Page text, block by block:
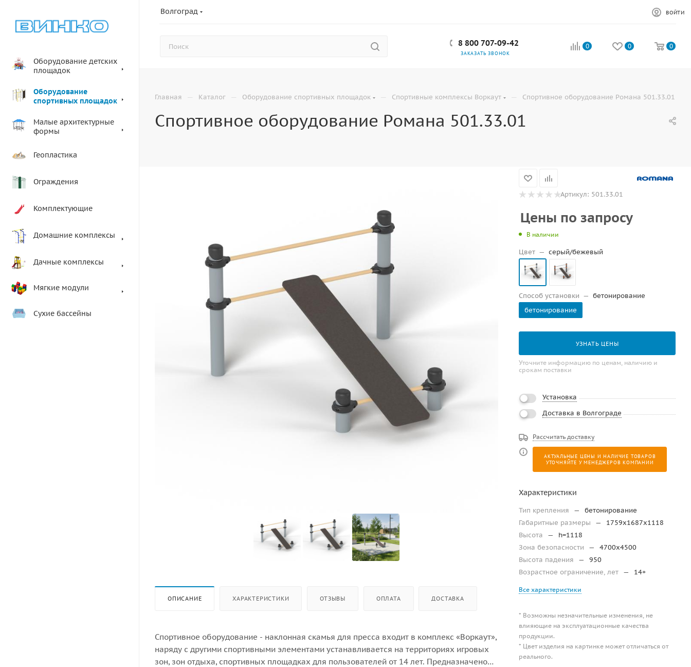
Волгоград ВОЙТИ
8 800 707-09-42
ЗАКАЗАТЬ ЗВОНОК
0 0 0
Оборудование детских
площадок
Оборудование
спортивных площадок
Малые архитектурные
формы
Геопластика
Ограждения
Комплектующие
Домашние комплексы
Дачные комплексы
Мягкие модули
Сухие бассейны
Главная — Каталог — Оборудование спортивных площадок — Спортивные комплексы Воркаут — Спортивное оборудование Романа 501.33.01
Спортивное оборудование Романа 501.33.01
ОПИСАНИЕ ХАРАКТЕРИСТИКИ ОТЗЫВЫ ОПЛАТА ДОСТАВКА
Спортивное оборудование - наклонная скамья для пресса входит в комплекс «Воркаут»,
наряду с другими спортивными элементами устанавливается на территориях игровых
зон, зон отдыха, спортивных площадках для пользователей от 14 лет. Предназначено
Артикул: 501.33.01
Цены по запросу
В наличии
Цвет — серый/бежевый
Способ установки — бетонирование
бетонирование
УЗНАТЬ ЦЕНЫ
Уточните информацию по ценам, наличию и
срокам поставки
Установка
Доставка в Волгограде
Рассчитать доставку
АКТУАЛЬНЫЕ ЦЕНЫ И НАЛИЧИЕ ТОВАРОВ
УТОЧНЯЙТЕ У МЕНЕДЖЕРОВ КОМПАНИИ
Характеристики
Тип крепления —
бетонирование
Габаритные размеры
—
1759х1687х1118
Высота
—
h=1118
Зона безопасности
—
4700х4500
Высота падения
—
950
Возрастное ограничение, лет — 14+
Все характеристики
* Возможны незначительные изменения, не
влияющие на эксплуатационные качества
продукции.
* Цвет изделия на картинке может отличаться от
реального.